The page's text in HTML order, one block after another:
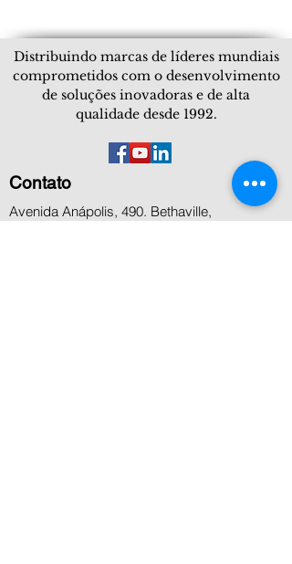
Distribuindo marcas de líderes mundiais
comprometidos com o desenvolvimento
de soluções inovadoras e de alta
qualidade desde 1992.
Contato
Avenida Anápolis, 490. Bethaville,